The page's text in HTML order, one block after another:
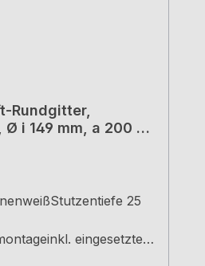
Rundgitter,
Ø i 149 mm, a 200 a
25
eingesetztem